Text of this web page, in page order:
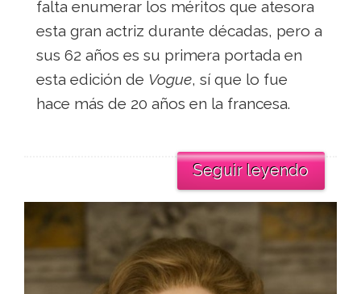
falta enumerar los méritos que atesora
esta gran actriz durante décadas, pero a
sus 62 años es su primera portada en
esta edición de Vogue, sí que lo fue
hace más de 20 años en la francesa.
Seguir leyendo